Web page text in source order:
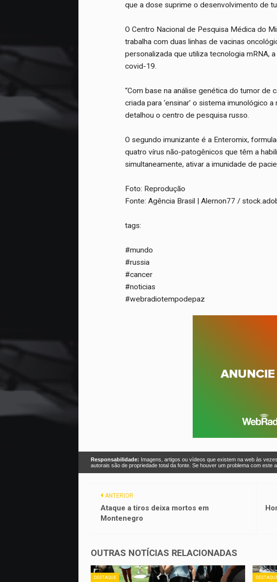
que a dose suprime o desenvolvimento de
O Centro Nacional de Pesquisa Médica do
trabalha com duas linhas de vacinas
personalizada que utiliza tecnologia mRNA,
covid-19.
“Com base na análise genética do tumor de
criada para ‘ensinar’ o sistema imunológico
detalhou o centro de pesquisa russo.
O segundo imunizante é a Enteromix,
quatro vírus não-patogênicos que têm a
simultaneamente, ativar a imunidade de
Foto: Reprodução
Fonte: Agência Brasil | Alernon77 /
tags:
#mundo
#russia
#cancer
#noticias
#webradiotempodepaz
Responsabilidade: Imagens, artigos ou vídeos que existem na web às
autorais são de propriedade total da fonte. Se houver um problema com este
ANTERIOR
Ataque a tiros deixa mortos em
Montenegro
OUTRAS NOTÍCIAS RELACIONADAS
DESTAQUE